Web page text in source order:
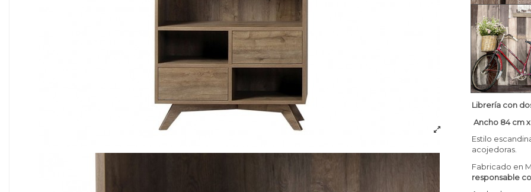
Librería con
Ancho 84 cm
Estilo
acojedoras.
Fabricado en
responsable